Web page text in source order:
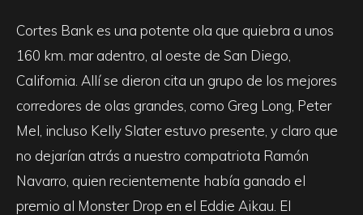
Cortes Bank es una potente ola que quiebra a unos
160 km. mar adentro, al oeste de San Diego,
California. Allí se dieron cita un grupo de los mejores
corredores de olas grandes, como Greg Long, Peter
Mel, incluso Kelly Slater estuvo presente, y claro que
no dejarían atrás a nuestro compatriota Ramón
Navarro, quien recientemente había ganado el
premio al Monster Drop en el Eddie Aikau. El